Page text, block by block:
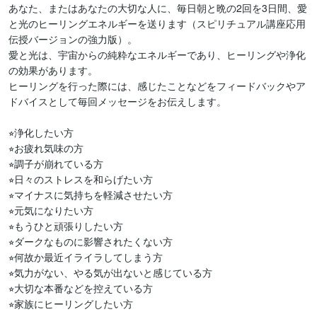
あなた、またはあなたの大切な人に、毎日朝と晩の2回を3日間、愛
と光のヒーリングエネルギーを送ります（スピリチュアル講座応用
伝授バージョンの強力版）。
愛と光は、宇宙からの純粋なエネルギーであり、ヒーリングや浄化
の効果があります。
ヒーリングを行った際には、感じたことなどをフィードバックやア
ドバイスとして毎回メッセージをお伝えします。
⭐︎浄化したい方
⭐︎お疲れ気味の方
⭐︎調子が崩れている方
⭐︎日々のストレスを和らげたい方
⭐︎マイナスに気持ちを軽減させたい方
⭐︎元気になりたい方
⭐︎もうひと頑張りしたい方
⭐︎ダークなものに影響されたくない方
⭐︎何故か最近イライラしてしまう方
⭐︎気力がない、やる気が出ないと感じている方
⭐︎大切な本番などを控えている方
⭐︎家族にヒーリングしたい方